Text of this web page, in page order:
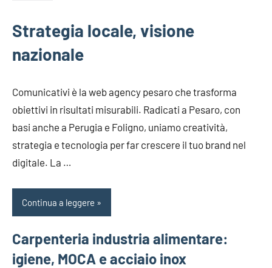
Strategia locale, visione
nazionale
Comunicativi è la web agency pesaro che trasforma
obiettivi in risultati misurabili. Radicati a Pesaro, con
basi anche a Perugia e Foligno, uniamo creatività,
strategia e tecnologia per far crescere il tuo brand nel
digitale. La …
Continua a leggere
Carpenteria industria alimentare:
igiene, MOCA e acciaio inox